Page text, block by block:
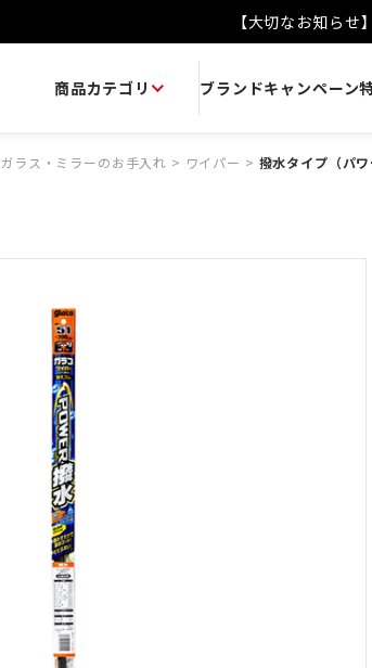
【大切なお知ら
商品カテゴリ ブランドキャンペーン
ガラス・ミラーのお手入れ > ワイパー > 撥水タイプ（パワ